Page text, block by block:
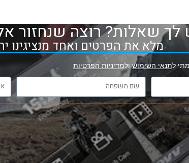
לך שאלות? רוצה שנחזור
מלא את הפרטים ואחד מנציגינו יחזור
לתנאי השימושולמדיניות הפרטיות